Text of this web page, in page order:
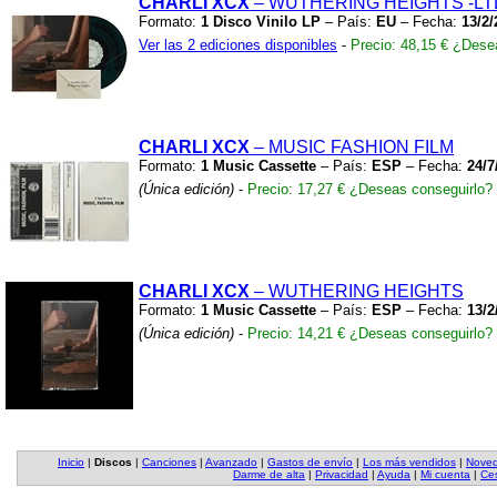
Formato: 1 Disco Vinilo LP – País: EU – Fecha: 13/2/
Ver las 2 ediciones disponibles - Precio: 48,15 €
CHARLI XCX – MUSIC FASHION FILM
Formato: 1 Music Cassette – País: ESP – Fecha: 24/
(Única edición) - Precio: 17,27 € ¿Deseas conseguirlo?
CHARLI XCX – WUTHERING HEIGHTS
Formato: 1 Music Cassette – País: ESP – Fecha: 13/
(Única edición) - Precio: 14,21 € ¿Deseas conseguirlo?
Inicio | Discos | Canciones | Avanzado | Gastos de envío | Los más vendidos |
Darme de alta | Privacidad | Ayuda | Mi cuenta |